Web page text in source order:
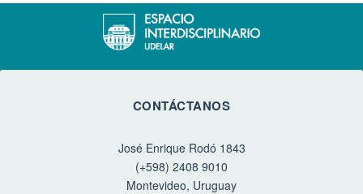
CONTÁCTANOS
José Enrique Rodó 1843
(+598) 2408 9010
Montevideo, Uruguay